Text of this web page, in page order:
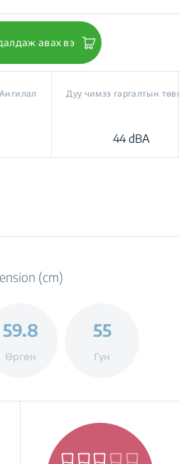
авах вэ
Дуу чимээ гаргалтын
44 dBA
(cm)
59.8
Өргөн
55
Гүн